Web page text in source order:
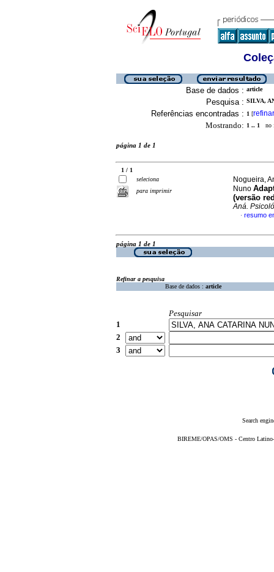
Base de dados : article
Pesquisa : SILVA,
Referências encontradas : 1 [refinar
Mostrando: 1 .. 1 no
página 1 de 1
1 / 1
seleciona
para imprimir
Nogueira,
Nuno
(versão
Aná.
· resumo
página 1 de 1
Refinar a pesquisa
Base de dados : article
Pesquisar
1
2
3
Search
BIREME/OPAS/OMS - Centro Latino-